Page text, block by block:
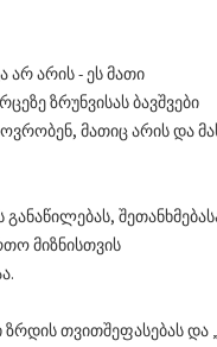
არის - ეს მათი
ზრუნვისას ბავშვები
მათიც არის და
მიზნისთვის
თვითშეფასებას და